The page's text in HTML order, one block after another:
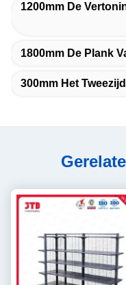
1200mm De
1800mm De Plank
300mm Het